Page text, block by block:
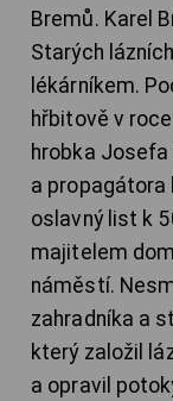
Bremů. Karel
Starých
lékárníkem.
hřbitově v
hrobka Josefa
a propagátora
oslavný list k
majitelem
náměstí.
zahradníka a
který založil
a opravil